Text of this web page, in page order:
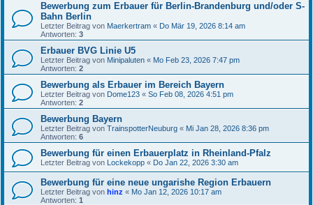
Bewerbung zum Erbauer für Berlin-Brandenburg und/oder S-
Bahn Berlin
Letzter Beitrag von Maerkertram « Do Mär 19, 2026 8:14 am
Antworten: 3
Erbauer BVG Linie U5
Letzter Beitrag von Minipaluten « Mo Feb 23, 2026 7:47 pm
Antworten: 2
Bewerbung als Erbauer im Bereich Bayern
Letzter Beitrag von Dome123 « So Feb 08, 2026 4:51 pm
Antworten: 2
Bewerbung Bayern
Letzter Beitrag von TrainspotterNeuburg « Mi Jan 28, 2026 8:36 pm
Antworten: 6
Bewerbung für einen Erbauerplatz in Rheinland-Pfalz
Letzter Beitrag von Lockekopp « Do Jan 22, 2026 3:30 am
Bewerbung für eine neue ungarishe Region Erbauern
Letzter Beitrag von hinz « Mo Jan 12, 2026 10:17 am
Antworten: 1